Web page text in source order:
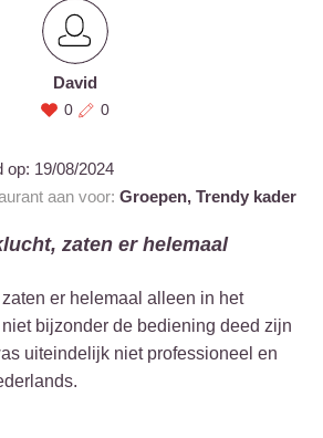
David
0 0
op: 19/08/2024
aan voor: Groepen, Trendy kader
zaten er helemaal
er helemaal alleen in het
bijzonder de bediening deed zijn
uiteindelijk niet professioneel en